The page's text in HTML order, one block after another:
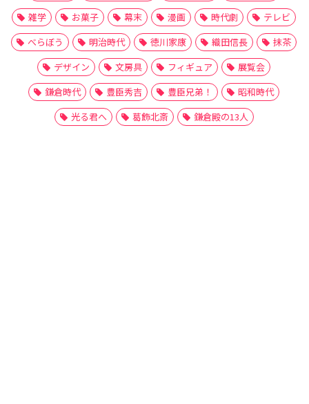
雑学
お菓子 幕末 漫画 時代劇
テレビ
べらぼう
明治時代 徳川家康 織田信長
抹茶
デザイン
文房具 フィギュア
展覧会
鎌倉時代
豊臣秀吉 豊臣兄弟！
昭和時代
光る君へ
葛飾北斎 鎌倉殿の13人